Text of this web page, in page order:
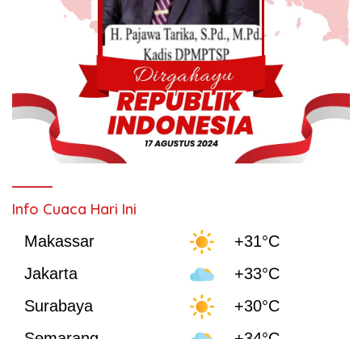
Info Cuaca Hari Ini
Makassar
+31°C
Jakarta
+33°C
Surabaya
+30°C